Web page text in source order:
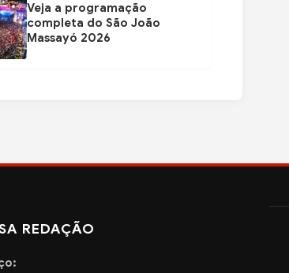
Veja a programação
completa do São João
Massayó 2026
REDAÇÃO